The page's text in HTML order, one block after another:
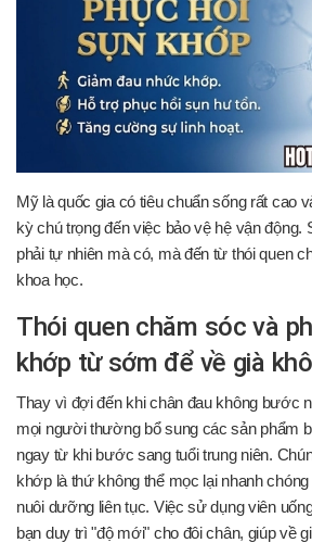
Mỹ là quốc gia có tiêu chuẩn sống rất cao
kỳ chú trọng đến việc bảo vệ hệ vận động.
phải tự nhiên mà có, mà đến từ thói quen
khoa học.
Thói quen chăm sóc và
khớp từ sớm để về già
Thay vì đợi đến khi chân đau không bước
mọi người thường bổ sung các sản phẩm
ngay từ khi bước sang tuổi trung niên.
khớp là thứ không thể mọc lại nhanh
nuôi dưỡng liên tục. Việc sử dụng viên
bạn duy trì "độ mới" cho đôi chân, giúp về